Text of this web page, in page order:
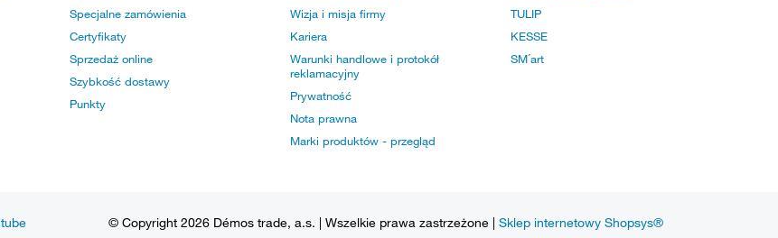
Specjalne zamówienia
Certyfikaty
Sprzedaż online
Szybkość dostawy
Punkty
Wizja i misja firmy
Kariera
Warunki handlowe i protokół
reklamacyjny
Prywatność
Nota prawna
Marki produktów - przegląd
TULIP
KESSE
SM´art
© Copyright 2026 Démos trade, a.s. | Wszelkie prawa zastrzeżone | Sklep internetowy Shopsys®